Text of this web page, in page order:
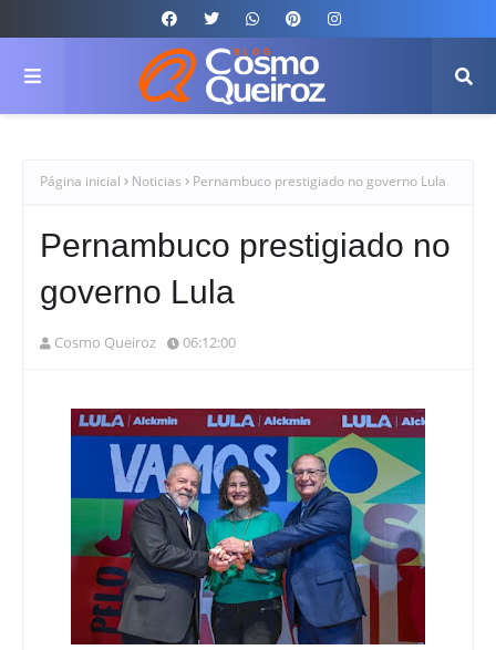
Página inicial Noticias Pernambuco prestigiado no governo Lula
Pernambuco prestigiado no
governo Lula
Cosmo Queiroz 06:12:00